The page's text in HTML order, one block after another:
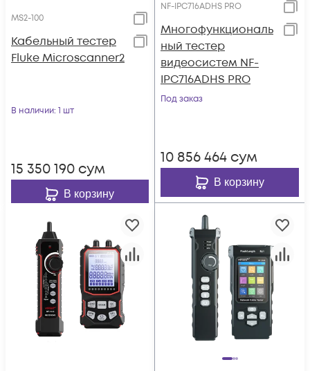
MS2-100
Кабельный тестер
Fluke Microscanner2
В наличии: 1 шт
15 350 190 сум
В корзину
NF-IPC716ADHS PRO
Многофункциональ
ный тестер
видеосистем NF-
IPC716ADHS PRO
Под заказ
10 856 464 сум
В корзину